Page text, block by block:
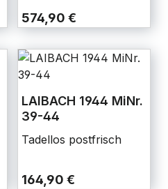
574,90 €
LAIBACH 1944 MiNr.
39-44
Tadellos postfrisch
164,90 €